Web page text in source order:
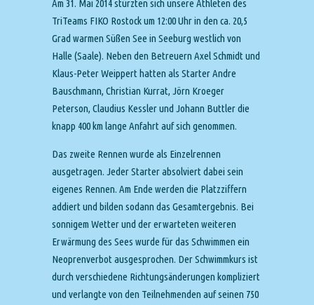
Am 31. Mai 2014 stürzten sich unsere Athleten des
TriTeams FIKO Rostock um 12:00 Uhr in den ca. 20,5
Grad warmen Süßen See in Seeburg westlich von
Halle (Saale). Neben den Betreuern Axel Schmidt und
Klaus-Peter Weippert hatten als Starter Andre
Bauschmann, Christian Kurrat, Jörn Kroeger
Peterson, Claudius Kessler und Johann Buttler die
knapp 400 km lange Anfahrt auf sich genommen.
Das zweite Rennen wurde als Einzelrennen
ausgetragen. Jeder Starter absolviert dabei sein
eigenes Rennen. Am Ende werden die Platzziffern
addiert und bilden sodann das Gesamtergebnis. Bei
sonnigem Wetter und der erwarteten weiteren
Erwärmung des Sees wurde für das Schwimmen ein
Neoprenverbot ausgesprochen. Der Schwimmkurs ist
durch verschiedene Richtungsänderungen kompliziert
und verlangte von den Teilnehmenden auf seinen 750